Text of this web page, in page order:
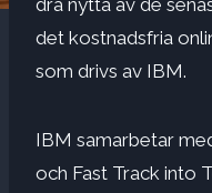
det kostnadsfria
som drivs av IBM.
IBM samarbetar
och Fast Track into